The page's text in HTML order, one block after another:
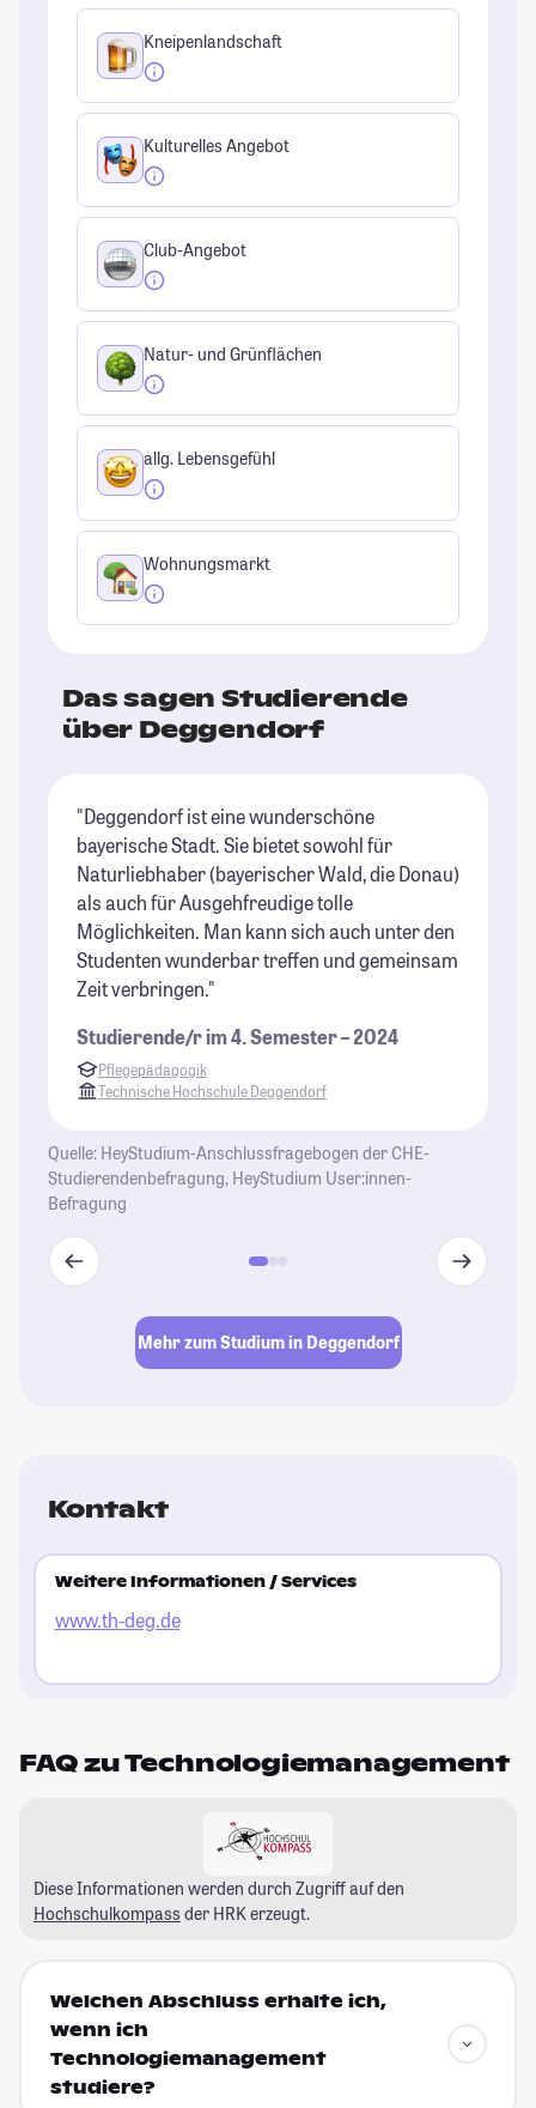
Kneipenlandschaft
Kulturelles Angebot
Club-Angebot
Natur- und Grünflächen
allg. Lebensgefühl
Wohnungsmarkt
Das sagen Studierende
über Deggendorf
"Deggendorf ist eine wunderschöne
bayerische Stadt. Sie bietet sowohl für
Naturliebhaber (bayerischer Wald, die Donau)
als auch für Ausgehfreudige tolle
Möglichkeiten. Man kann sich auch unter den
Studenten wunderbar treffen und gemeinsam
Zeit verbringen."
Studierende/r im 4. Semester – 2024
Pflegepädagogik
Technische Hochschule Deggendorf
Quelle: HeyStudium-Anschlussfragebogen der CHE-
Studierendenbefragung, HeyStudium User:innen-
Befragung
Mehr zum Studium in Deggendorf
Kontakt
Weitere Informationen / Services
www.th-deg.de
FAQ zu Technologiemanagement
Diese Informationen werden durch Zugriff auf den
Hochschulkompass der HRK erzeugt.
Welchen Abschluss erhalte ich,
wenn ich
Technologiemanagement
studiere?